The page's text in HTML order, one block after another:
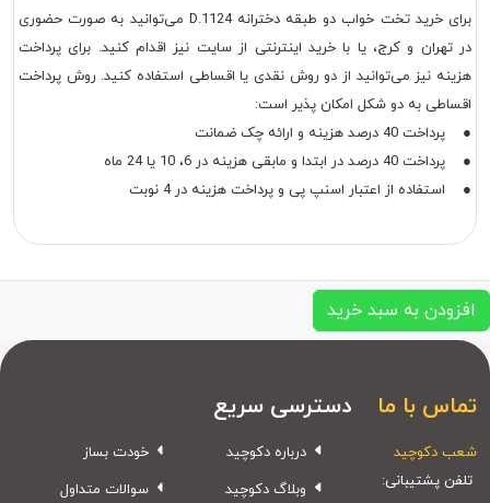
برای خرید تخت خواب دو طبقه دخترانه D.1124 می‌توانید به صورت حضوری
در تهران و کرج، یا با خرید اینترنتی از سایت نیز اقدام کنید. برای پرداخت
هزینه نیز می‌توانید از دو روش نقدی یا اقساطی استفاده کنید. روش پرداخت
اقساطی به دو شکل امکان پذیر است:
● پرداخت 40 درصد هزینه و ارائه چک ضمانت
● پرداخت 40 درصد در ابتدا و مابقی هزینه در 6، 10 یا 24 ماه
● استفاده از اعتبار اسنپ پی و پرداخت هزینه در 4 نوبت
افزودن به سبد خرید
تماس با ما
شعب دکوچید
تلفن پشتیبانی:
دسترسی سریع
درباره دکوچید
وبلاگ دکوچید
خودت بساز
سوالات متداول